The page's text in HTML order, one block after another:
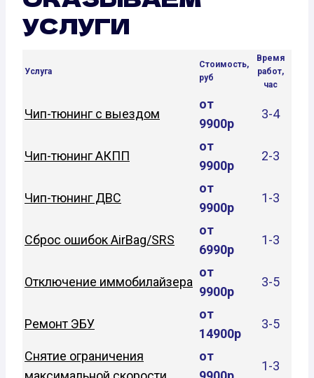
УСЛУГИ
Услуга
Стоимость,
руб
Время
работ,
час
Чип-тюнинг с выездом
от
9900р
3-4
Чип-тюнинг АКПП
от
9900р
2-3
Чип-тюнинг ДВС
от
9900р
1-3
Сброс ошибок AirBag/SRS
от
6990р
1-3
Отключение иммобилайзера
от
9900р
3-5
Ремонт ЭБУ
от
14900р
3-5
Снятие ограничения
от
1-3